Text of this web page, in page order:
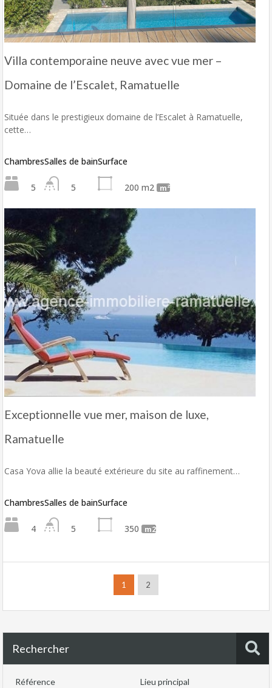
Villa contemporaine neuve avec vue mer –
Domaine de l’Escalet, Ramatuelle
Située dans le prestigieux domaine de l’Escalet à Ramatuelle,
cette…
Chambres
5
Salles de bain
5
Surface
200 m2 m²
Exceptionnelle vue mer, maison de luxe,
Ramatuelle
Casa Yova allie la beauté extérieure du site au raffinement…
Chambres
4
Salles de bain
5
Surface
350 m2
1 2
Rechercher
Référence Lieu principal